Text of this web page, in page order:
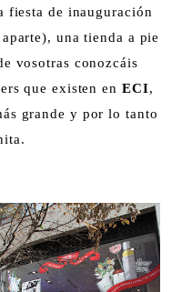
fiesta de inauguración
una tienda a pie
vosotras conozcáis
que existen en ECI,
grande y por lo tanto